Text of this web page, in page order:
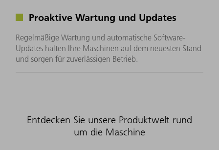
Proaktive Wartung und Updates
Regelmäßige Wartung und automatische Software-
Updates halten Ihre Maschinen auf dem neuesten Stand
und sorgen für zuverlässigen Betrieb.
Entdecken Sie unsere Produktwelt rund
um die Maschine